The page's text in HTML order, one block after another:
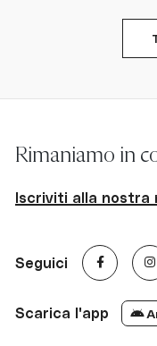
Rimaniamo in
Iscriviti alla nostra
Seguici
Scarica l'app